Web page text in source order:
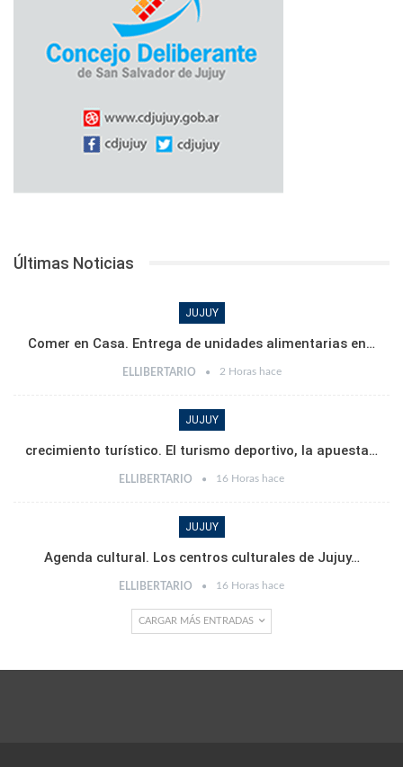
Últimas Noticias
JUJUY
Comer en Casa. Entrega de unidades alimentarias en…
ELLIBERTARIO 2 Horas hace
JUJUY
crecimiento turístico. El turismo deportivo, la apuesta…
ELLIBERTARIO 16 Horas hace
JUJUY
Agenda cultural. Los centros culturales de Jujuy…
ELLIBERTARIO 16 Horas hace
CARGAR MÁS ENTRADAS